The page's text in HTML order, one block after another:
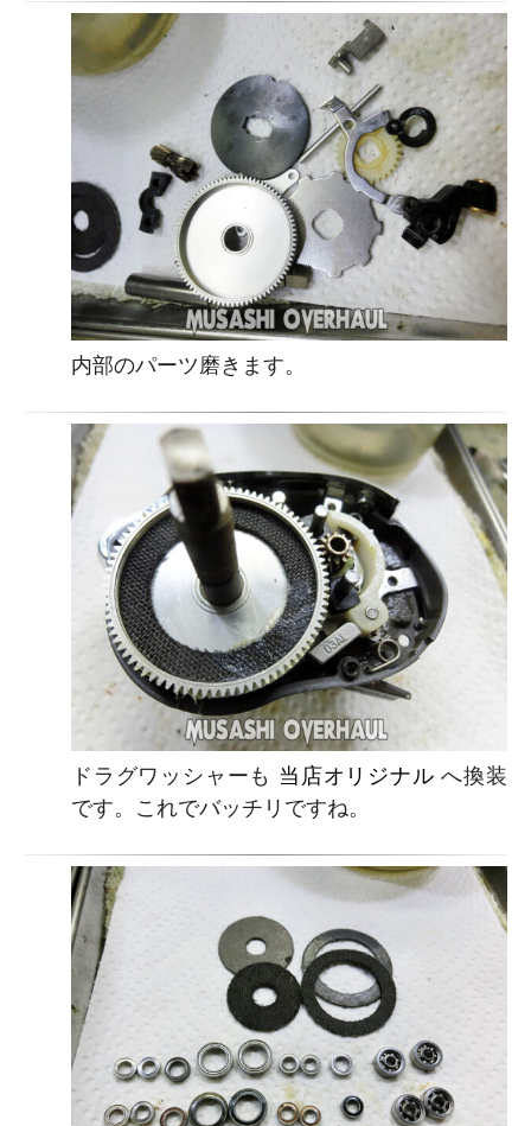
内部のパーツ磨きます。
ドラグワッシャーも 当店オリジナル へ換装
です。これでバッチリですね。